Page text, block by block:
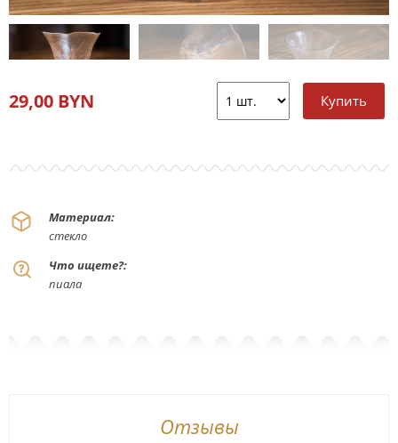
29,00 BYN
Материал:
стекло
Что ищете?:
пиала
Отзывы